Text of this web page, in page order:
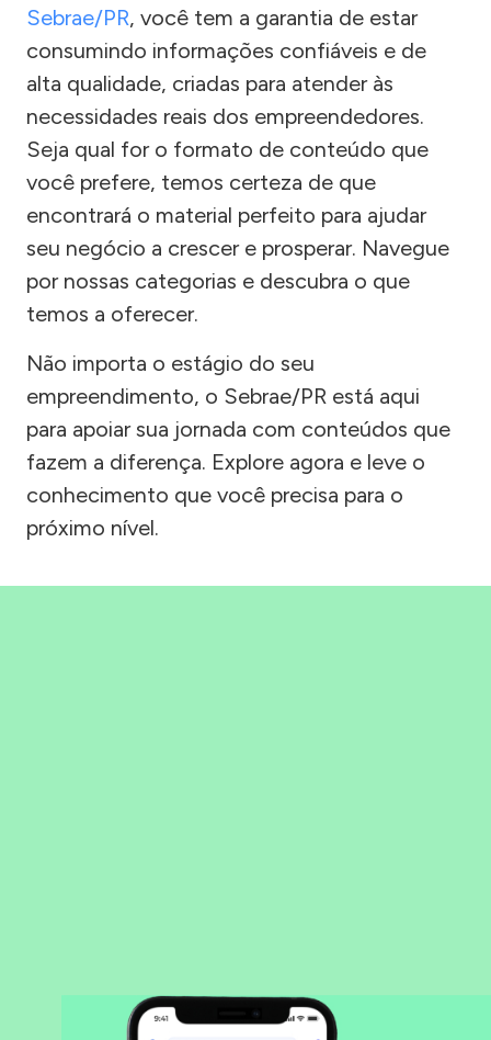
Sebrae/PR, você tem a garantia de estar
consumindo informações confiáveis e de
alta qualidade, criadas para atender às
necessidades reais dos empreendedores.
Seja qual for o formato de conteúdo que
você prefere, temos certeza de que
encontrará o material perfeito para ajudar
seu negócio a crescer e prosperar. Navegue
por nossas categorias e descubra o que
temos a oferecer.
Não importa o estágio do seu
empreendimento, o Sebrae/PR está aqui
para apoiar sua jornada com conteúdos que
fazem a diferença. Explore agora e leve o
conhecimento que você precisa para o
próximo nível.